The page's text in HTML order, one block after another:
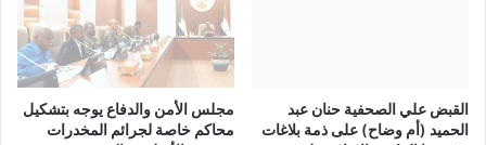
القبض علي الصحفية حنان عبد
الحميد (أم وضاح) على ذمة بلاغات
مجلس الأمن والدفاع يوجه بتشكيل
محاكم خاصة لجرائم المخدرات